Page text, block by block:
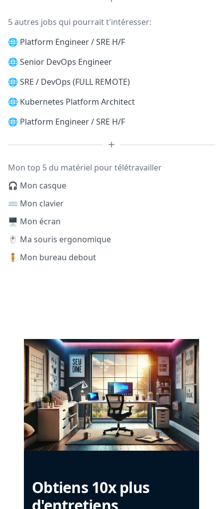
5 autres jobs qui pourrait t'intéresser:
🌐 Platform Engineer / SRE H/F
🌐 Senior DevOps Engineer
🌐 SRE / DevOps (FULL REMOTE)
🌐 Kubernetes Platform Architect
🌐 Platform Engineer / SRE H/F
Mon top 5 du matériel pour télétravailler
🎧 Mon casque
⌨️ Mon clavier
🖥️ Mon écran
🖱️ Ma souris ergonomique
🧍 Mon bureau debout
Obtiens 10x plus